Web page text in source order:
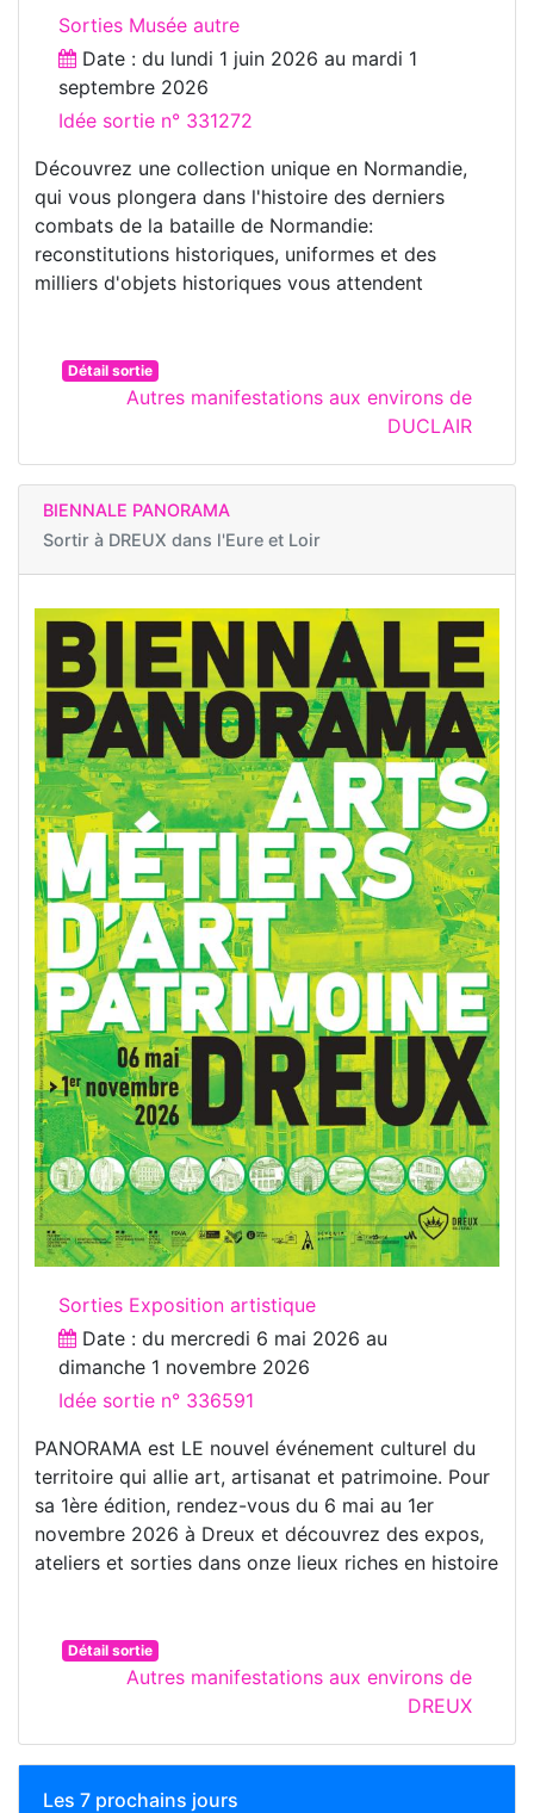
Sorties Musée autre
Date : du lundi 1 juin 2026 au mardi 1
septembre 2026
Idée sortie n° 331272
Découvrez une collection unique en Normandie,
qui vous plongera dans l'histoire des derniers
combats de la bataille de Normandie:
reconstitutions historiques, uniformes et des
milliers d'objets historiques vous attendent
Détail sortie
Autres manifestations aux environs de
DUCLAIR
BIENNALE PANORAMA
Sortir à DREUX dans l'Eure et Loir
Sorties Exposition artistique
Date : du mercredi 6 mai 2026 au
dimanche 1 novembre 2026
Idée sortie n° 336591
PANORAMA est LE nouvel événement culturel du
territoire qui allie art, artisanat et patrimoine. Pour
sa 1ère édition, rendez-vous du 6 mai au 1er
novembre 2026 à Dreux et découvrez des expos,
ateliers et sorties dans onze lieux riches en histoire
Détail sortie
Autres manifestations aux environs de
DREUX
Les 7 prochains jours